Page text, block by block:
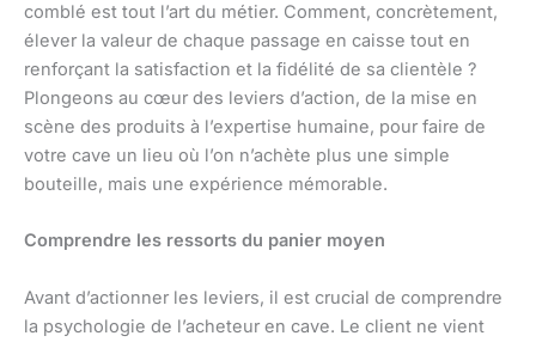
comblé est tout l’art du métier. Comment, concrètement,
élever la valeur de chaque passage en caisse tout en
renforçant la satisfaction et la fidélité de sa clientèle ?
Plongeons au cœur des leviers d’action, de la mise en
scène des produits à l’expertise humaine, pour faire de
votre cave un lieu où l’on n’achète plus une simple
bouteille, mais une expérience mémorable.
Comprendre les ressorts du panier moyen
Avant d’actionner les leviers, il est crucial de comprendre
la psychologie de l’acheteur en cave. Le client ne vient